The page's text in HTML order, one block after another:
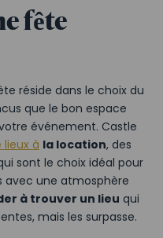
fête
réside dans le choix du
que le bon espace
événement. Castle
à la location, des
sont le choix idéal pour
avec une atmosphère
à trouver un lieu qui
mais les surpasse.